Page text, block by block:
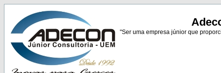
"Ser uma empresa júnior que